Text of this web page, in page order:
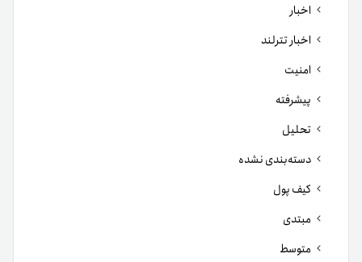
اخبار
اخبار تترلند
امنیت
پیشرفته
تحلیل
دسته‌بندی نشده
کیف پول
مبتدی
متوسط